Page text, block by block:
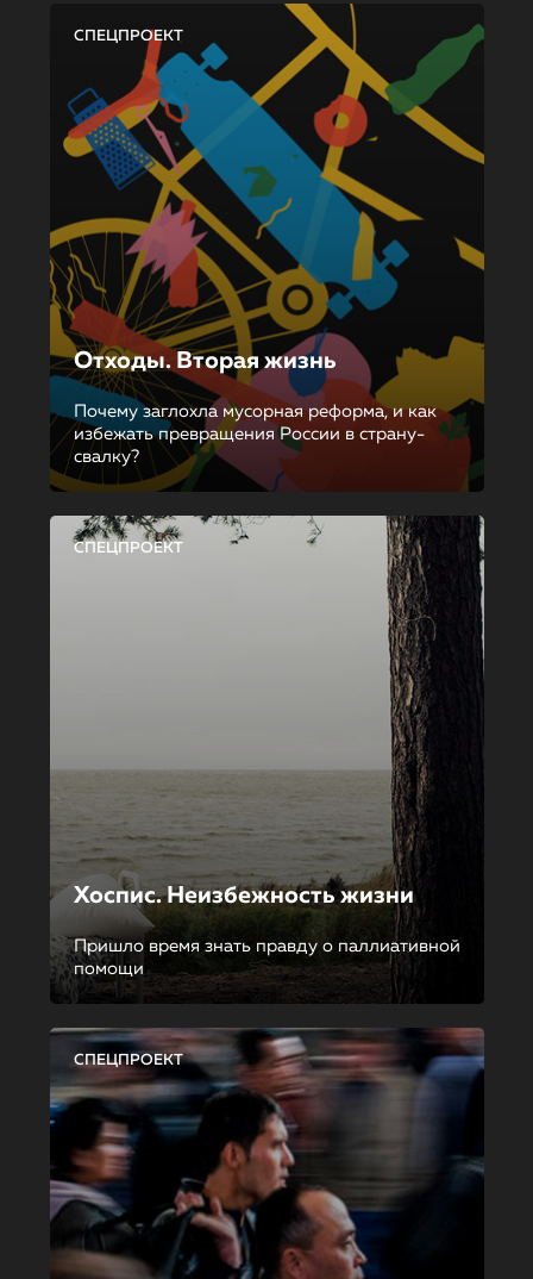
СПЕЦПРОЕКТ
Отходы. Вторая жизнь
Почему заглохла мусорная реформа, и как
избежать превращения России в страну-
свалку?
СПЕЦПРОЕКТ
Хоспис. Неизбежность жизни
Пришло время знать правду о паллиативной
помощи
СПЕЦПРОЕКТ